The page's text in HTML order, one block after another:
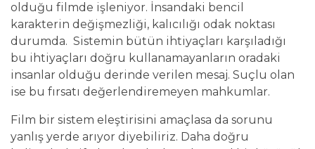
olduğu filmde işleniyor. İnsandaki bencil
karakterin değişmezliği, kalıcılığı odak noktası
durumda. Sistemin bütün ihtiyaçları karşıladığı
bu ihtiyaçları doğru kullanamayanların oradaki
insanlar olduğu derinde verilen mesaj. Suçlu olan
ise bu fırsatı değerlendiremeyen mahkumlar.
Film bir sistem eleştirisini amaçlasa da sorunu
yanlış yerde arıyor diyebiliriz. Daha doğru